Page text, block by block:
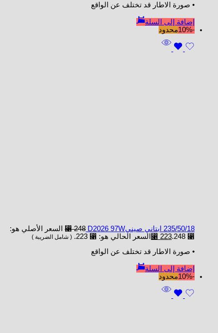
• صورة الاطار قد تختلف عن الواقع
إضافة إلى السلة
-10%
محدود
235/50/18 ابتاني صينيD2026 97W ⃁248
السعر الأصلي هو:
⃁ 248.
⃁ 223 السعر الحالي هو: ⃁ 223. ( شامل الضريبة )
• صورة الاطار قد تختلف عن الواقع
إضافة إلى السلة
-10%
محدود